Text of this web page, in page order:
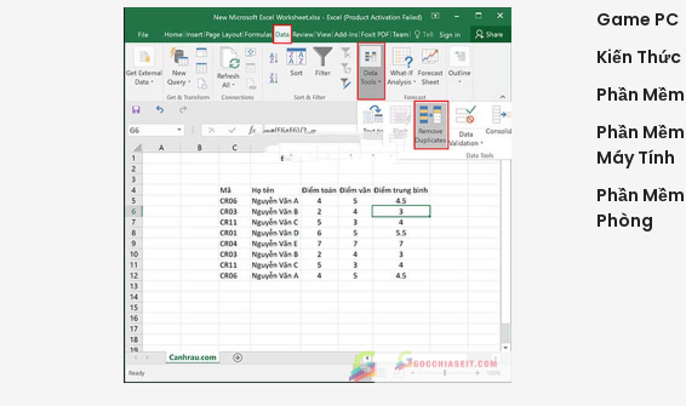
Game PC
Kiến Thức
Phần Mềm
Phần Mềm
Máy Tính
Phần
Phòng